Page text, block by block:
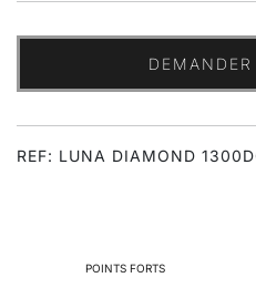
REF: LUNA DIAMOND
POINTS FORTS